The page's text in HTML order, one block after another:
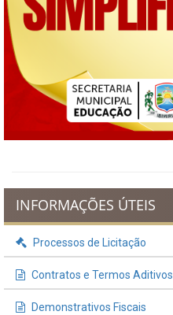
INFORMAÇÕES ÚTEIS
Processos de Licitação
Contratos e Termos Aditivos
Demonstrativos Fiscais